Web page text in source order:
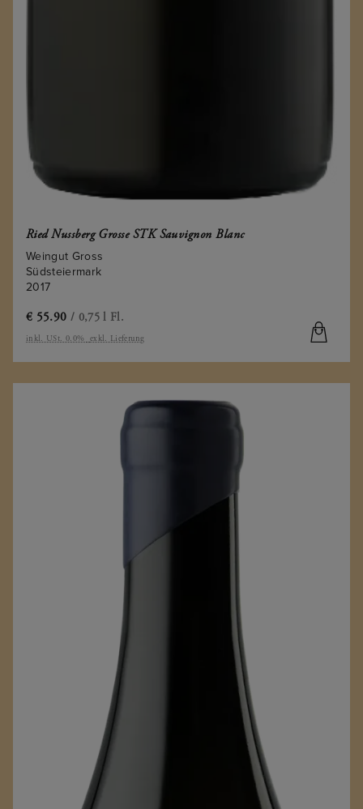
Ried Nussberg Grosse STK Sauvignon Blanc
Weingut Gross
Südsteiermark
2017
€ 55.90 / 0,75 l Fl.
inkl. USt. 0.0% exkl. Lieferung